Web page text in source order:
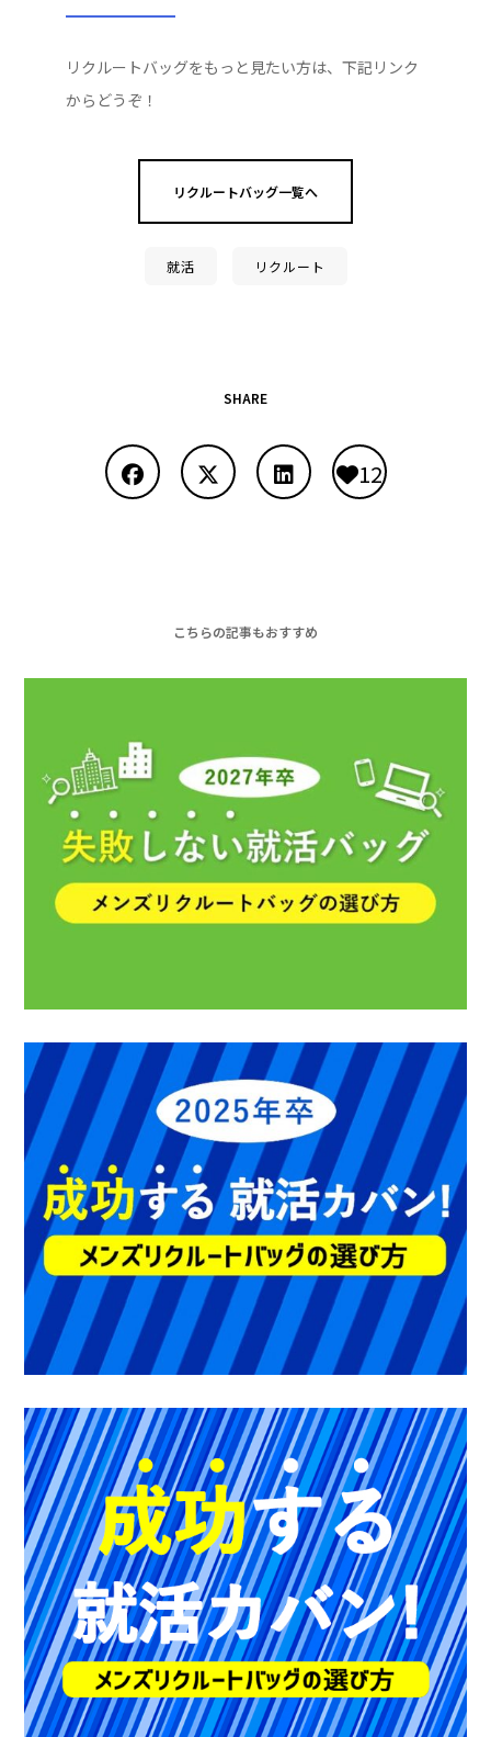
リクルートバッグをもっと見たい方は、下記リンク
からどうぞ！
リクルートバッグ一覧へ
就活 リクルート
SHARE
12
こちらの記事もおすすめ